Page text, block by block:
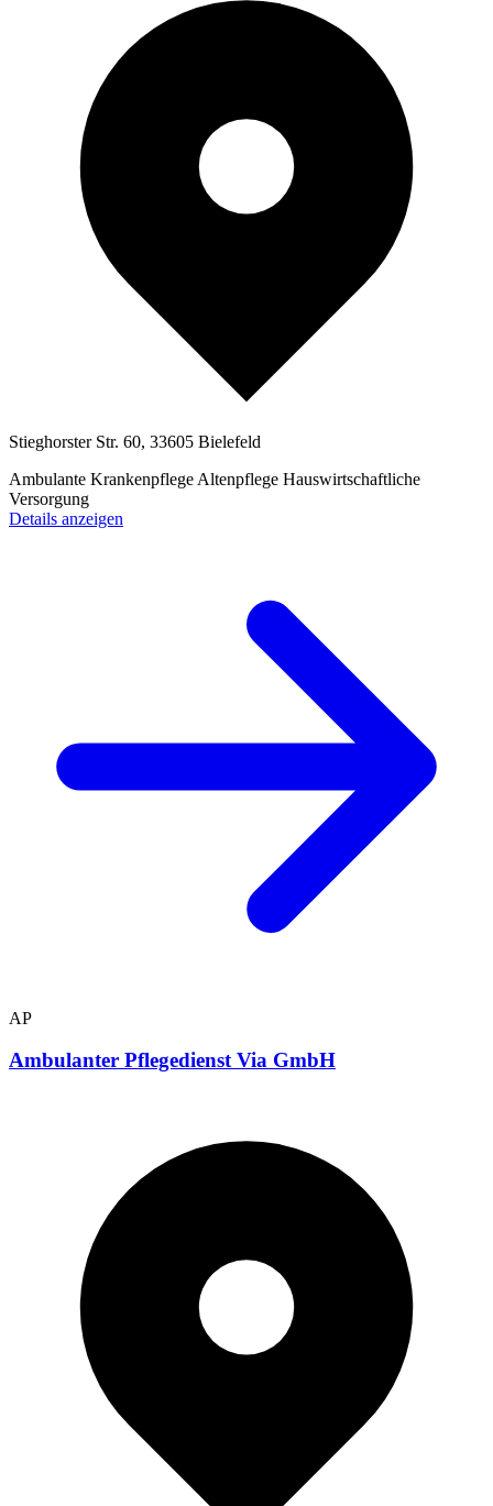
Stieghorster Str. 60, 33605 Bielefeld
Ambulante Krankenpflege Altenpflege Hauswirtschaftliche
Versorgung
Details anzeigen
AP
Ambulanter Pflegedienst Via GmbH